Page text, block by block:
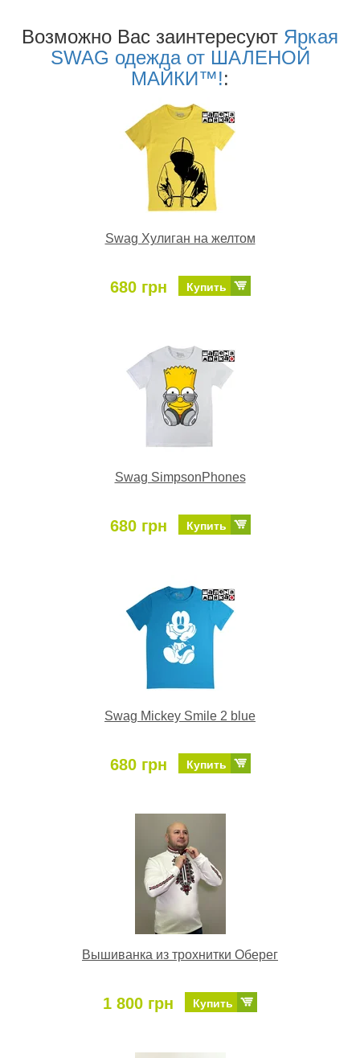
Возможно Ваc заинтересуют Яркая
SWAG одежда от ШАЛЕНОЙ
МАЙКИ™!:
Swag Хулиган на желтом
680 грн Купить
Swag SimpsonPhones
680 грн Купить
Swag Mickey Smile 2 blue
680 грн Купить
Вышиванка из трохнитки Оберег
1 800 грн Купить